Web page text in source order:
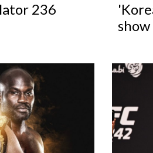
236
show